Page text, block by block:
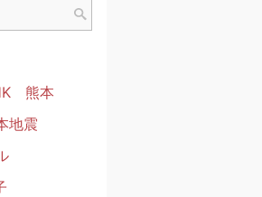
熊本
地震